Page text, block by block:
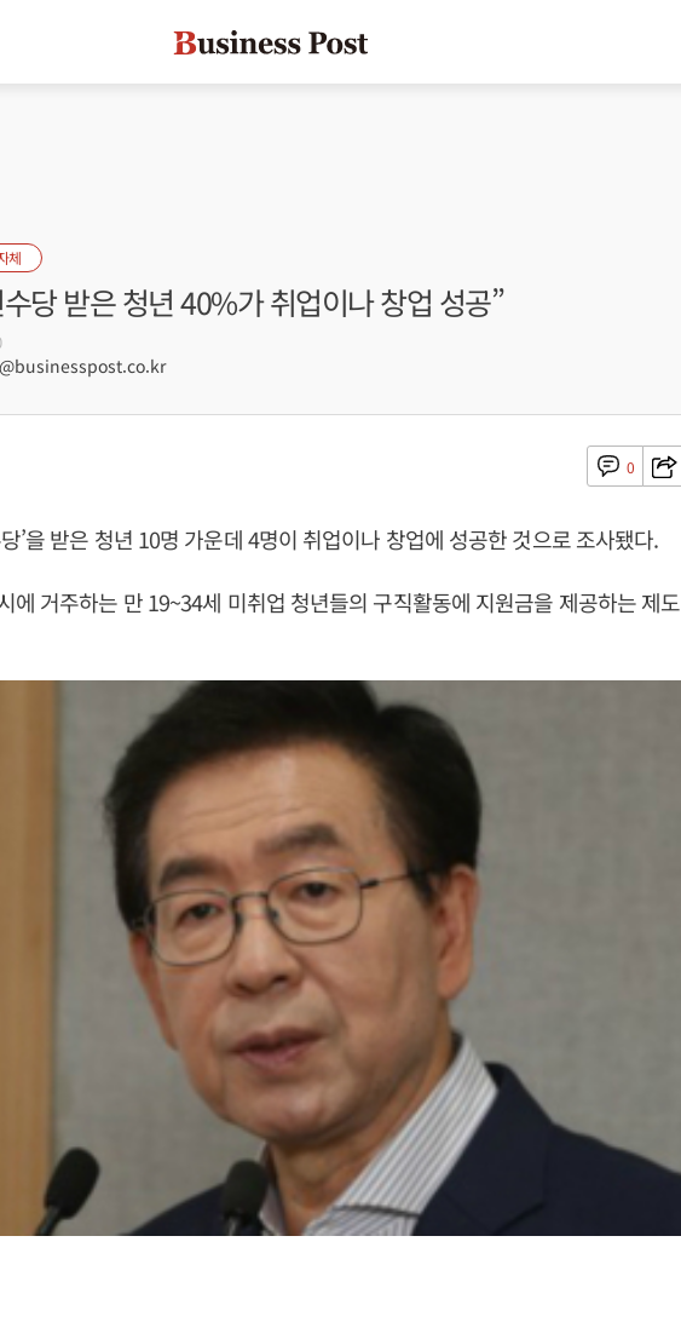
체
당 받은 청년 40%가 취업이나 창업 성공”
0
’을 받은 청년 10명 가운데 4명이 취업이나 창업에 성공한 것으로 조사됐다.
에 거주하는 만 19~34세 미취업 청년들의 구직활동에 지원금을 제공하는 제도